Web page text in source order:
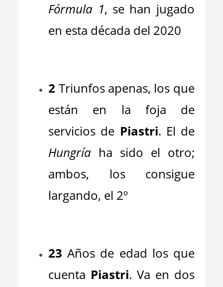
Fórmula 1, se han jugado
en esta década del 2020
2 Triunfos apenas, los que
están en la foja de
servicios de Piastri. El de
Hungría ha sido el otro;
ambos, los consigue
largando, el 2º
23 Años de edad los que
cuenta Piastri. Va en dos